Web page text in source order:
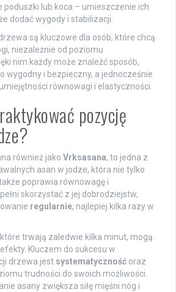
poduszki lub koca – umieszczenie ich
dodać wygody i stabilizacji.
są kluczowe dla osób, które chcą
niezależnie od poziomu
nim każdy może znaleźć sposób,
wygodny i bezpieczny, a jednocześnie
równowagi i elastyczności.
pozycję
również jako Vrksasana, to jedna z
asan w jodze, która nie tylko
poprawia równowagę i
skorzystać z jej dobrodziejstw,
regularnie, najlepiej kilka razy w
trwają zaledwie kilka minut, mogą
Kluczem do sukcesu w
drzewa jest systematyczność oraz
trudności do swoich możliwości.
asany zwiększa siłę mięśni nóg i